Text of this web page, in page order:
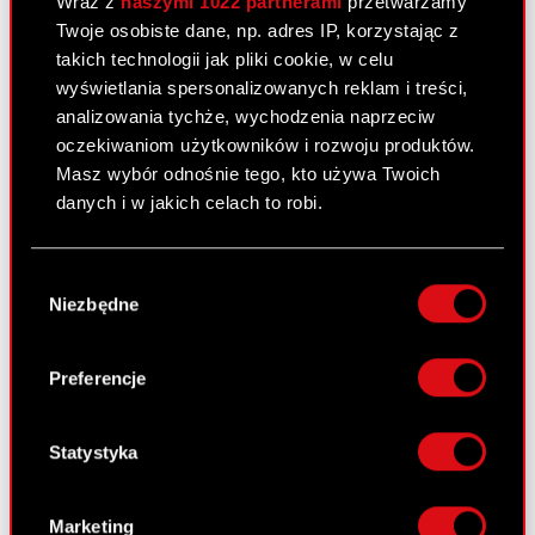
Twoje osobiste dane, np. adres IP, korzystając z
takich technologii jak pliki cookie, w celu
wyświetlania spersonalizowanych reklam i treści,
analizowania tychże, wychodzenia naprzeciw
oczekiwaniom użytkowników i rozwoju produktów.
Masz wybór odnośnie tego, kto używa Twoich
danych i w jakich celach to robi.
lokalizacji geograficznej z dokładnością nawet
Identyfikować Twoje urządzenie, aktywnie
analizując charakteryzującego je zbiory
palca)
osobiste dane są przetwarzane oraz ustaw własne
zgody
Niezbędne
Preferencje
Statystyka
Marketing
2 lutego 2011
Otrzymanie zawiadomienia, o którym
mowa w art. 69 ustawy o ofercie
publicznej
Raport bieżący nr 9/2011
PDF
Wniesienie wkładów na pokrycie akcji
serii I